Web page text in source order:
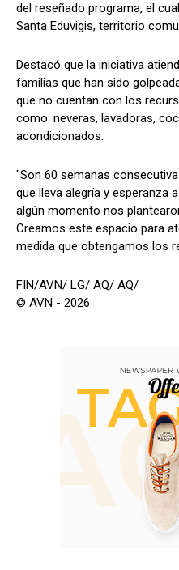
del reseñado programa, el
Santa Eduvigis, territorio
Destacó que la iniciativa
familias que han sido
que no cuentan con los
como: neveras, lavadoras,
acondicionados.
"Son 60 semanas
que lleva alegría y esperanza
algún momento nos
Creamos este espacio para
medida que obtengamos los
FIN/AVN/ LG/ AQ/ AQ/
© AVN - 2026